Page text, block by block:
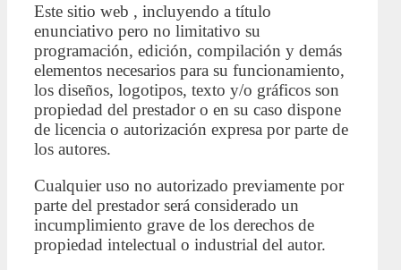
Este sitio web , incluyendo a título
enunciativo pero no limitativo su
programación, edición, compilación y demás
elementos necesarios para su funcionamiento,
los diseños, logotipos, texto y/o gráficos son
propiedad del prestador o en su caso dispone
de licencia o autorización expresa por parte de
los autores.
Cualquier uso no autorizado previamente por
parte del prestador será considerado un
incumplimiento grave de los derechos de
propiedad intelectual o industrial del autor.